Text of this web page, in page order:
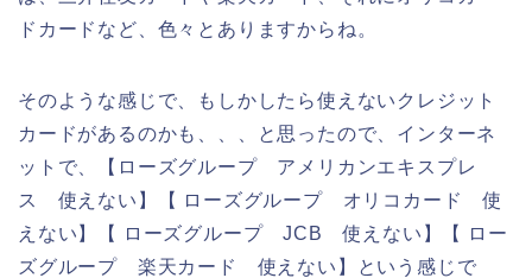
ドカードなど、色々とありますからね。
そのような感じで、もしかしたら使えないクレジット
カードがあるのかも、、、と思ったので、インターネ
ットで、【ローズグループ アメリカンエキスプレ
ス 使えない】【 ローズグループ オリコカード 使
えない】【 ローズグループ JCB 使えない】【 ロー
ズグループ 楽天カード 使えない】という感じで